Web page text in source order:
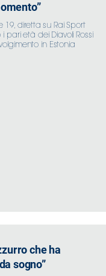
diretta su Rai Sport
i pari età dei Diavoli Rossi
in Estonia
che ha
sogno”